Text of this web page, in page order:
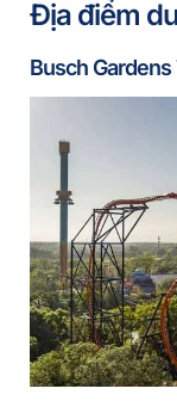
Địa điểm
Busch Gardens